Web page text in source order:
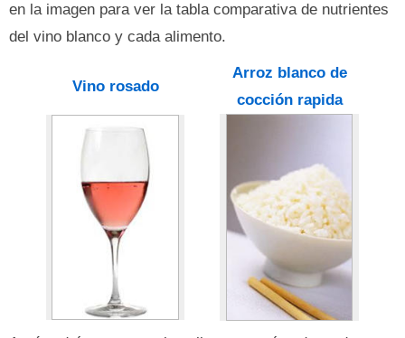
en la imagen para ver la tabla comparativa de nutrientes
del vino blanco y cada alimento.
Vino rosado
Arroz blanco de
cocción rapida